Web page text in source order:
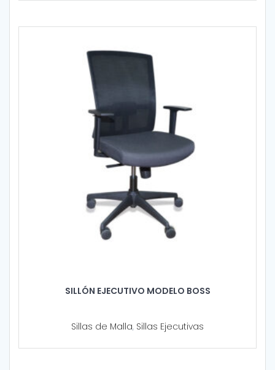
SILLÓN EJECUTIVO MODELO BOSS
Sillas de Malla, Sillas Ejecutivas